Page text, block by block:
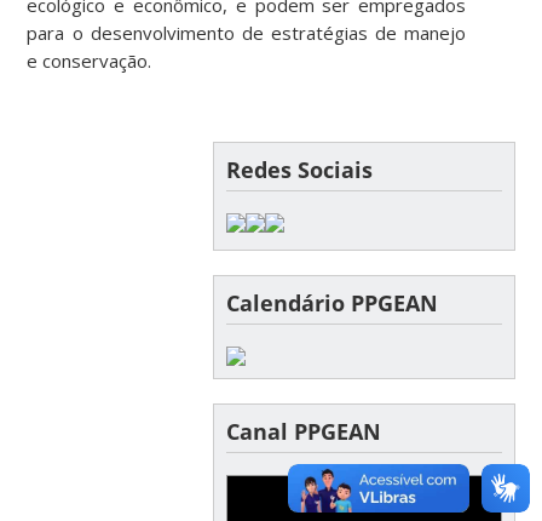
para o desenvolvimento de estratégias de manejo
e conservação.
Redes Sociais
Calendário PPGEAN
Canal PPGEAN